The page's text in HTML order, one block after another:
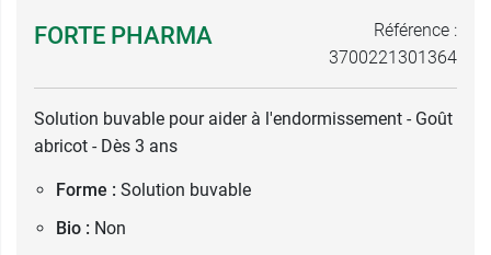
FORTE PHARMA
Référence :
3700221301364
Solution buvable pour aider à l'endormissement - Goût
abricot - Dès 3 ans
Forme : Solution buvable
Bio : Non